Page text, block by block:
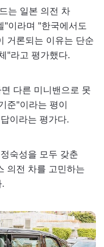
는 일본 의전 차
"이라며 "한국에서도
거론되는 이유는 단순
"라고 평가했다.
다른 미니밴으로 못
준"이라는 평이
이라는 평가다.
숙성을 모두 갖춘
의전 차를 고민하는